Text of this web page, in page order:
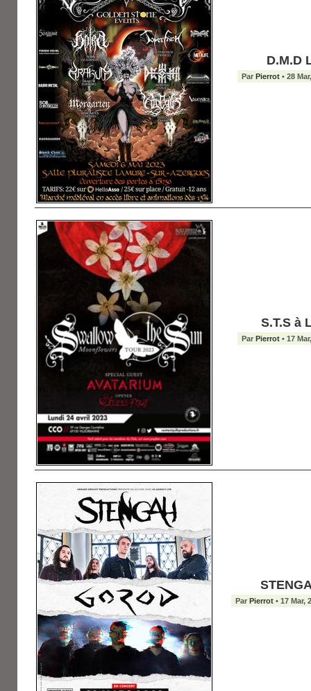
D.M.D
Par Pierrot• 28
S.T.S à
Par Pierrot• 17
Par Pierrot • 17 Mar,